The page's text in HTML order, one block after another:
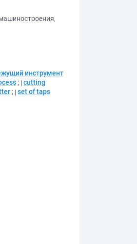
инструмент
; cutting
; set of taps